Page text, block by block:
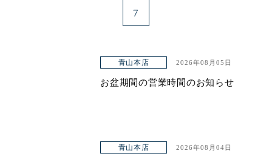
7
青山本店 2026年08月05日
お盆期間の営業時間のお知らせ
青山本店 2026年08月04日